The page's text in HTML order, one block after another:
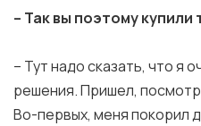
– Так вы поэтому купили
– Тут надо сказать, что я
решения. Пришел,
Во-первых, меня покорил